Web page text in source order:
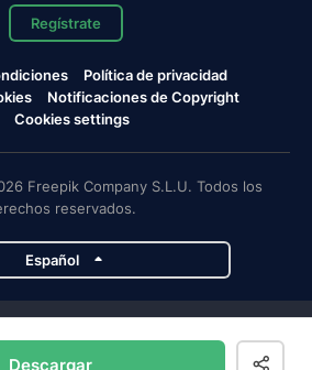
Descargar
Regístrate
Política de privacidad
Notificaciones de Copyright
Cookies settings
Freepik Company S.L.U. Todos los
reservados.
Español